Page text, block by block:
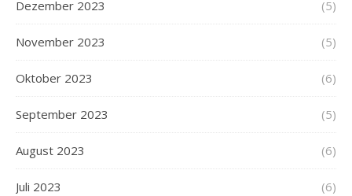
Dezember 2023 (5)
November 2023 (5)
Oktober 2023 (6)
September 2023 (5)
August 2023 (6)
Juli 2023 (6)